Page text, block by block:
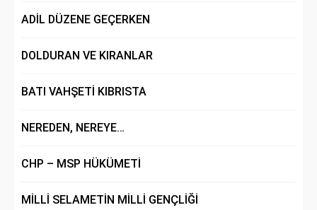
ADİL DÜZENE GEÇERKEN
DOLDURAN VE KIRANLAR
BATI VAHŞETİ KIBRISTA
NEREDEN, NEREYE…
CHP – MSP HÜKÜMETİ
MİLLİ SELAMETİN MİLLİ GENÇLİĞİ